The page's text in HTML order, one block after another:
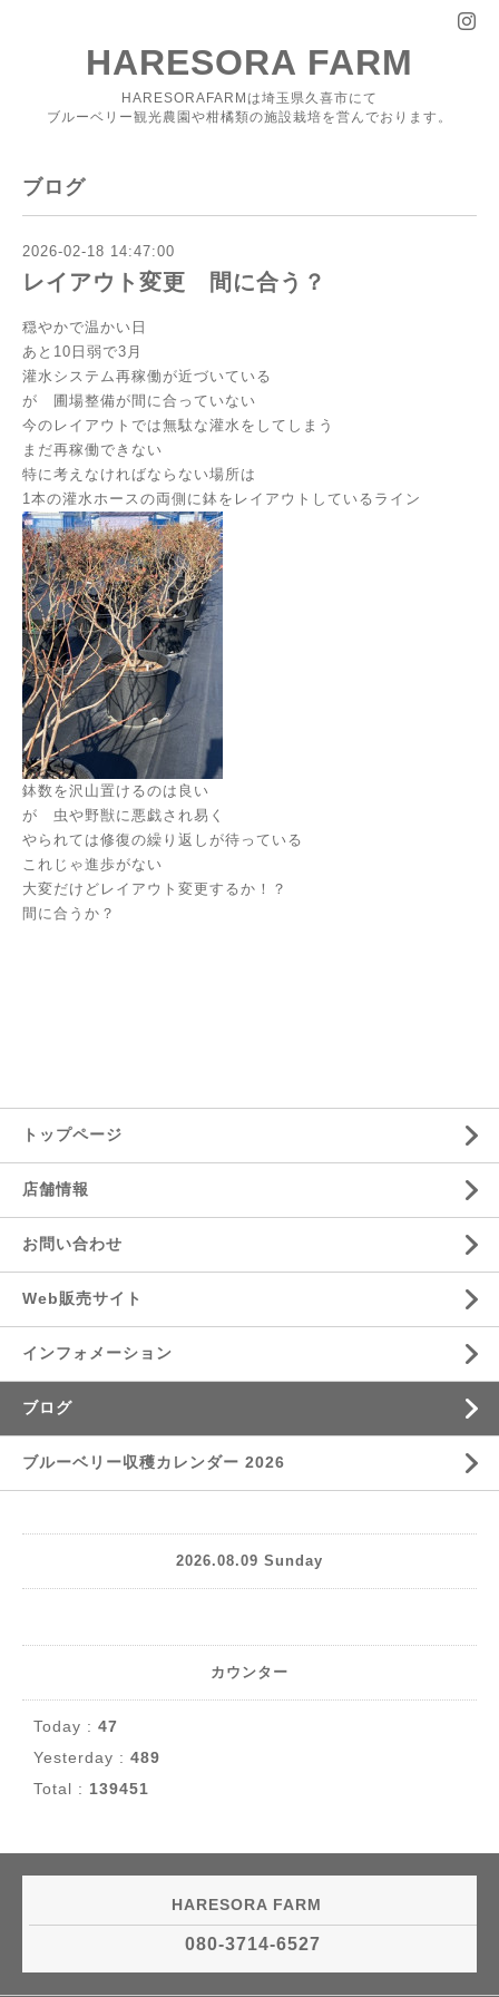
HARESORA FARM
HARESORAFARMは埼玉県久喜市にて
ブルーベリー観光農園や柑橘類の施設栽培を営んでおります。
ブログ
2026-02-18 14:47:00
レイアウト変更 間に合う？
穏やかで温かい日
あと10日弱で3月
灌水システム再稼働が近づいている
が 圃場整備が間に合っていない
今のレイアウトでは無駄な灌水をしてしまう
まだ再稼働できない
特に考えなければならない場所は
1本の灌水ホースの両側に鉢をレイアウトしているライン
鉢数を沢山置けるのは良い
が 虫や野獣に悪戯され易く
やられては修復の繰り返しが待っている
これじゃ進歩がない
大変だけどレイアウト変更するか！？
間に合うか？
トップページ
店舗情報
お問い合わせ
Web販売サイト
インフォメーション
ブログ
ブルーベリー収穫カレンダー 2026
2026.08.09 Sunday
カウンター
Today : 47
Yesterday : 489
Total : 139451
HARESORA FARM
080-3714-6527